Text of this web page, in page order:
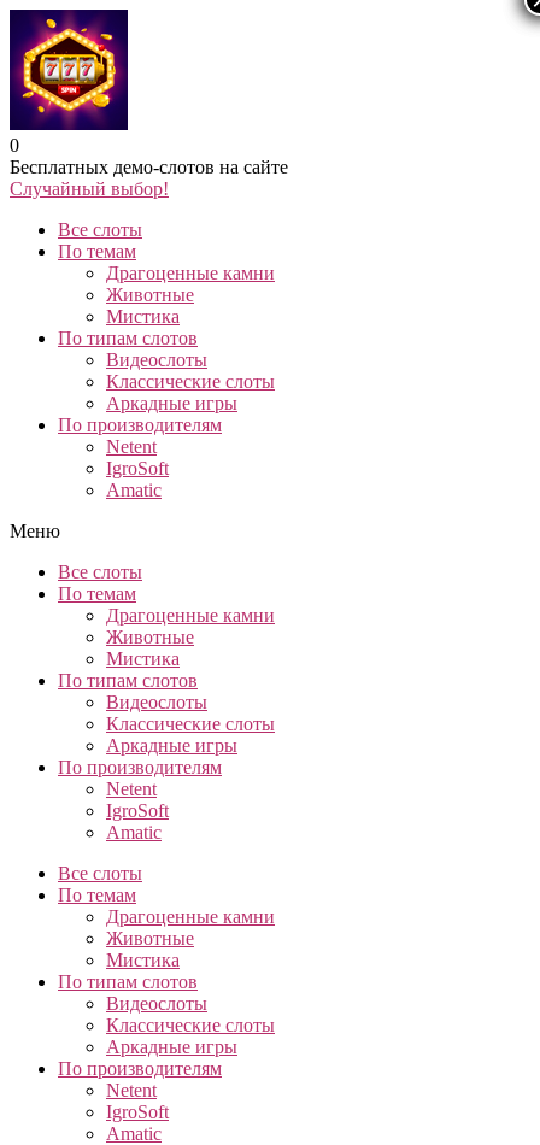
0
Бесплатных демо-слотов на сайте
Случайный выбор!
Все слоты
По темам
Драгоценные камни
Животные
Мистика
По типам слотов
Видеослоты
Классические слоты
Аркадные игры
По производителям
Netent
IgroSoft
Amatic
Меню
Все слоты
По темам
Драгоценные камни
Животные
Мистика
По типам слотов
Видеослоты
Классические слоты
Аркадные игры
По производителям
Netent
IgroSoft
Amatic
Все слоты
По темам
Драгоценные камни
Животные
Мистика
По типам слотов
Видеослоты
Классические слоты
Аркадные игры
По производителям
Netent
IgroSoft
Amatic